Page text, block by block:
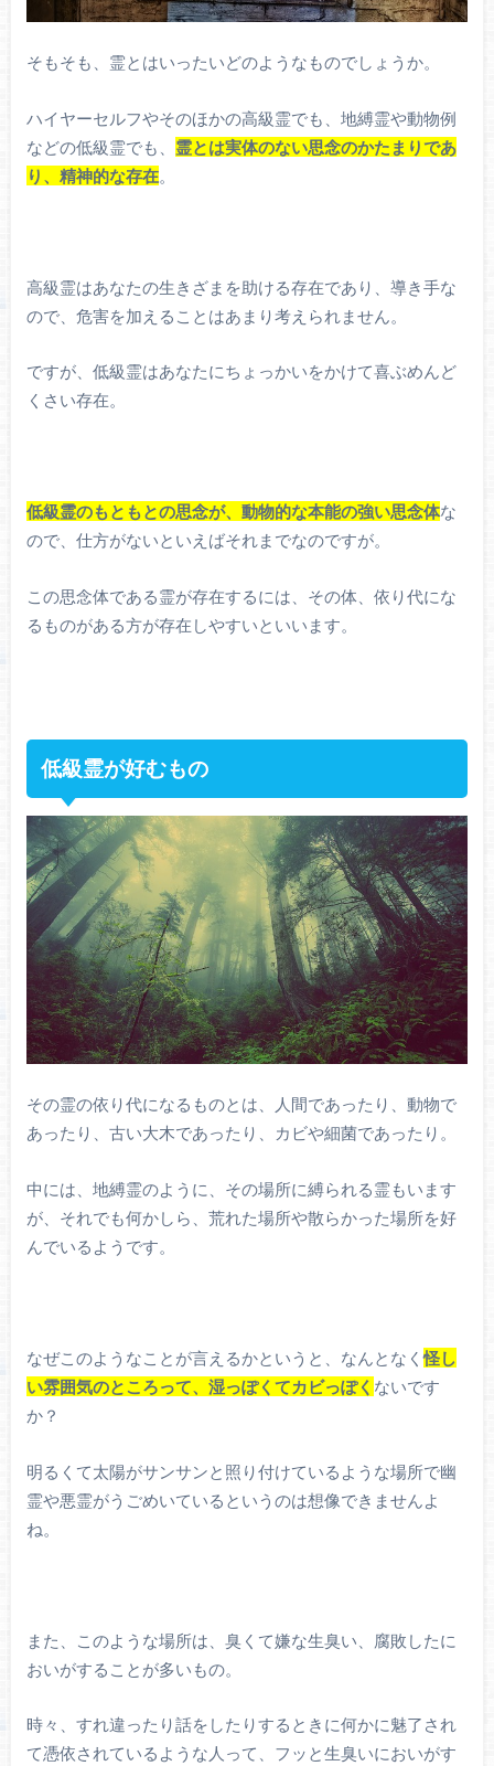
そもそも、霊とはいったいどのようなものでしょうか。
ハイヤーセルフやそのほかの高級霊でも、地縛霊や動物例
などの低級霊でも、 霊とは実体のない思念のかたまりであ
り、精神的な存在。
高級霊はあなたの生きざまを助ける存在であり、導き手な
ので、危害を加えることはあまり考えられません。
ですが、低級霊はあなたにちょっかいをかけて喜ぶめんど
くさい存在。
低級霊のもともとの思念が、動物的な本能の強い思念体な
ので、仕方がないといえばそれまでなのですが。
この思念体である霊が存在するには、その体、依り代にな
るものがある方が存在しやすいといいます。
低級霊が好むもの
その霊の依り代になるものとは、人間であったり、動物で
あったり、古い大木であったり、カビや細菌であったり。
中には、地縛霊のように、その場所に縛られる霊もいます
が、それでも何かしら、荒れた場所や散らかった場所を好
んでいるようです。
なぜこのようなことが言えるかというと、なんとなく怪し
い雰囲気のところって、湿っぽくてカビっぽく ないです
か？
明るくて太陽がサンサンと照り付けているような場所で幽
霊や悪霊がうごめいているというのは想像できませんよ
ね。
また、このような場所は、臭くて嫌な生臭い、腐敗したに
おいがすることが多いもの。
時々、すれ違ったり話をしたりするときに何かに魅了され
て憑依されているような人って、フッと生臭いにおいがす